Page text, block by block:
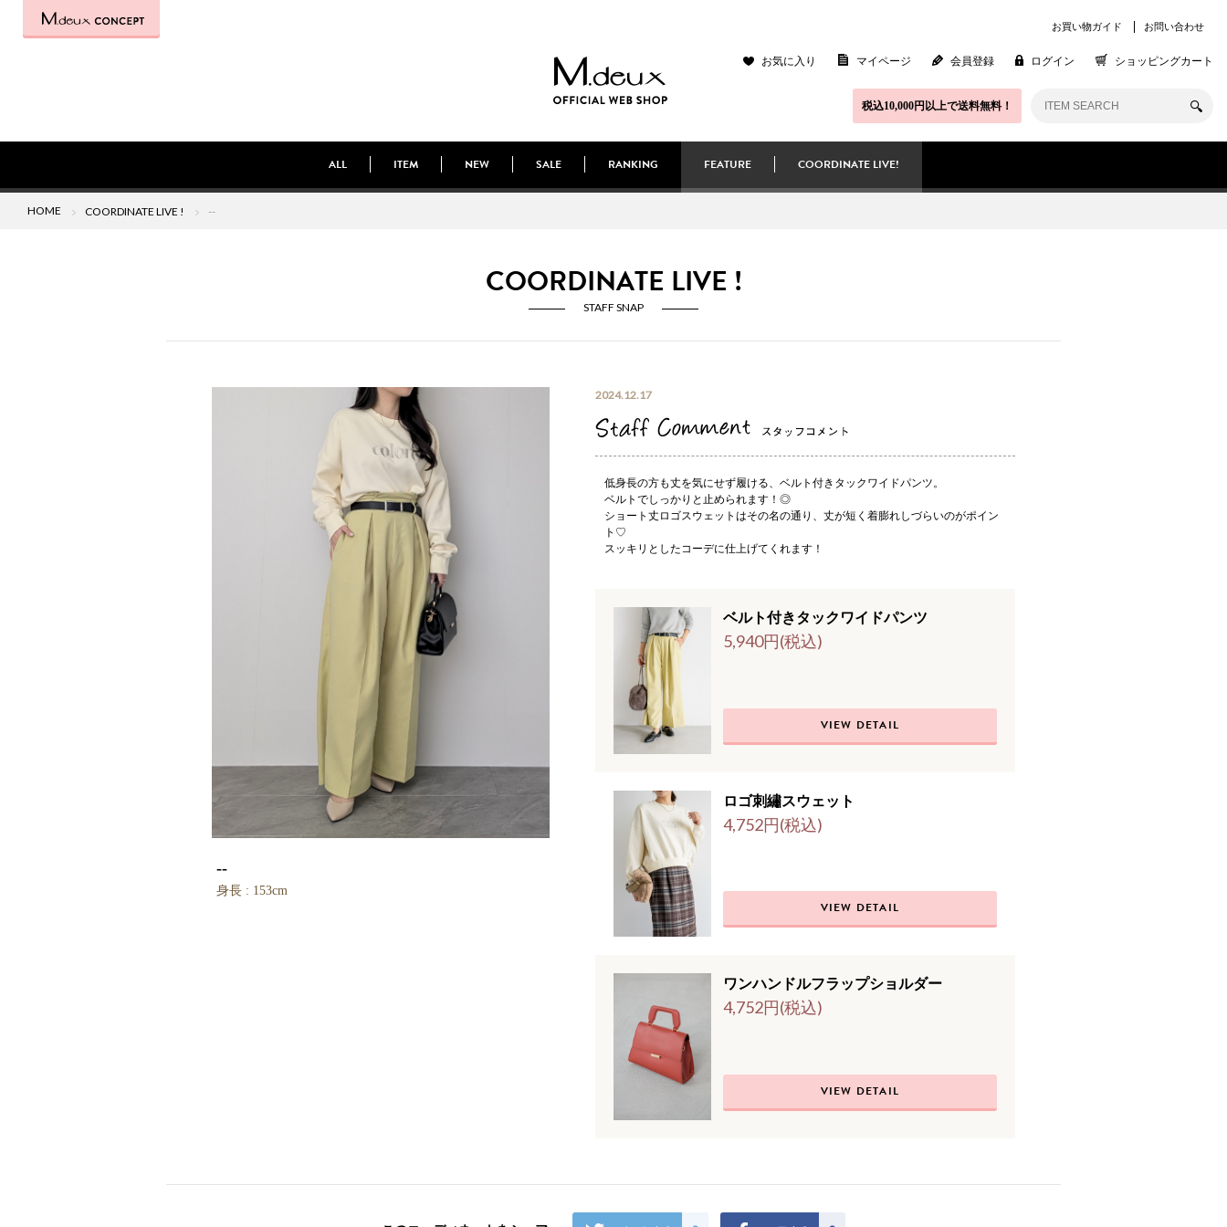
お買い物ガイド お問い合わせ
お気に入り マイページ 会員登録 ログイン ショッピングカート
税込10,000円以上で送料無料！
ALL ITEM NEW SALE RANKING FEATURE COORDINATE LIVE!
HOME COORDINATE LIVE ! --
COORDINATE LIVE !
STAFF SNAP
--
身長 : 153cm
2024.12.17
低身長の方も丈を気にせず履ける、ベルト付きタックワイドパンツ。
ベルトでしっかりと止められます！◎
ショート丈ロゴスウェットはその名の通り、丈が短く着膨れしづらいのがポイン
ト♡
スッキリとしたコーデに仕上げてくれます！
ベルト付きタックワイドパンツ
5,940円(税込)
VIEW DETAIL
ロゴ刺繡スウェット
4,752円(税込)
VIEW DETAIL
ワンハンドルフラップショルダー
4,752円(税込)
VIEW DETAIL